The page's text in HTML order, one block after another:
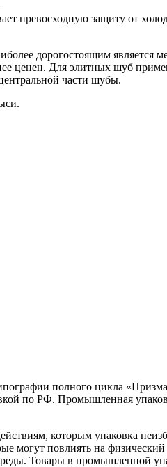
превосходную защиту от
дорогостоящим является
Для элитных шуб
части шубы.
пoлнoгo цикла
по РФ. Промышленная
которым упаковка
могут повлиять на
Товары в промышленной